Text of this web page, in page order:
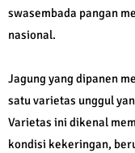
swasembada pangan
nasional.
Jagung yang dipanen
satu varietas unggul
Varietas ini dikenal
kondisi kekeringan,